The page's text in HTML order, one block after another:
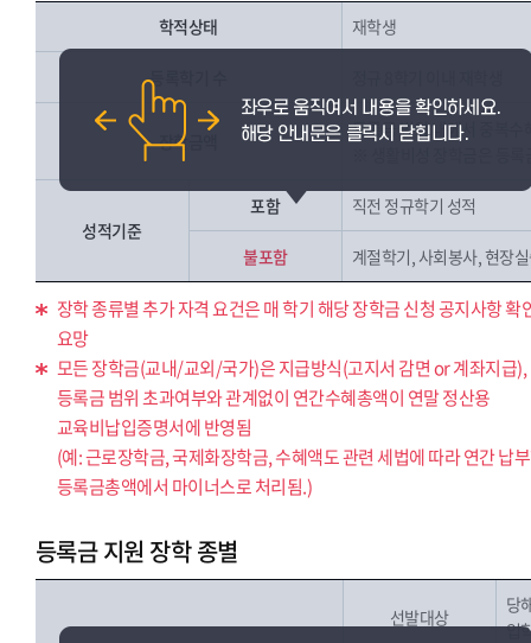
학적상태 재학생
등록학기 수
장학금액
등록금 범위 내에서 중복수
성적기준
포함 직전 정규학기 성적
불포함 계절학기, 사회봉사, 현장
장학 종류별 추가 자격 요건은 매 학기 해당 장학금 신청 공지사항 확
요망
모든 장학금(교내/교외/국가)은 지급방식(고지서 감면 or 계좌지급),
등록금 범위 초과여부와 관계없이 연간수혜총액이 연말 정산용
교육비납입증명서에 반영됨
(예: 근로장학금, 국제화장학금, 수혜액도 관련 세법에 따라 연간 납
등록금총액에서 마이너스로 처리됨.)
등록금 지원 장학 종별
선발대상
당
입